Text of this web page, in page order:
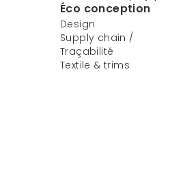
Éco conception
Design
Supply chain /
Traçabilité
Textile & trims